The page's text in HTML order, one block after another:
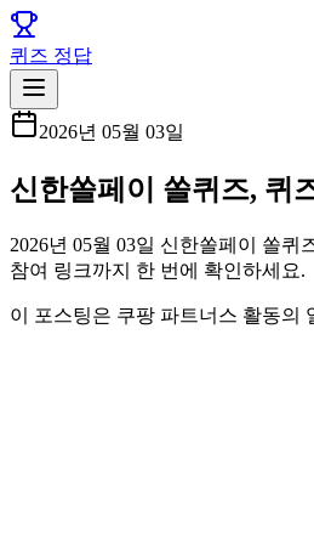
퀴즈 정답
2026년 05월 03일
신한쏠페이 쏠퀴즈, 퀴
2026년 05월 03일 신한쏠페이 쏠
참여 링크까지 한 번에 확인하세요.
이 포스팅은 쿠팡 파트너스 활동의